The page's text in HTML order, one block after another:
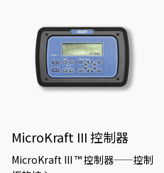
MicroKraft III 控制器
MicroKraft III ™ 控制器——控制